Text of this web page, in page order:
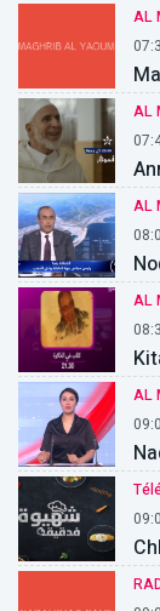
AL
AL
AL
AL
AL